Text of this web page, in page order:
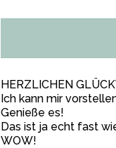
HERZLICHEN
Ich kann mir
Genieße es!
Das ist ja echt fast
WOW!